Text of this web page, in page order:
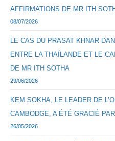
AFFIRMATIONS DE MR ITH
08/07/2026
LE CAS DU PRASAT KHNAR
ENTRE LA THAÏLANDE ET LE
DE MR ITH SOTHA
29/06/2026
KEM SOKHA, LE LEADER DE
CAMBODGE, A ÉTÉ GRACIÉ
26/05/2026